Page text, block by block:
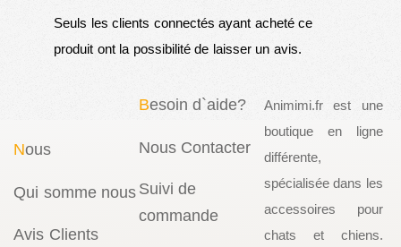
Seuls les clients connectés ayant acheté ce
produit ont la possibilité de laisser un avis.
Nous
Qui somme nous
Avis Clients
Besoin d`aide?
Nous Contacter
Suivi de
commande
Animimi.fr est une
boutique en ligne
différente,
spécialisée dans les
accessoires pour
chats et chiens.